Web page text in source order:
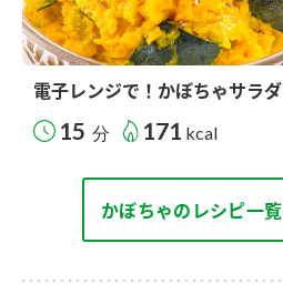
電子レンジで！かぼちゃサラダ
15 分 171 kcal
かぼちゃのレシピ一覧